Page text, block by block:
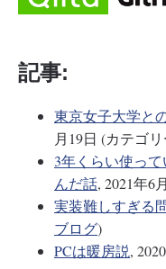
記事:
東京女子大学と
月19日 (カテゴ
3年くらい使っ
んだ話, 2021年6
実装難しすぎる
ブログ)
PCは暖房説,